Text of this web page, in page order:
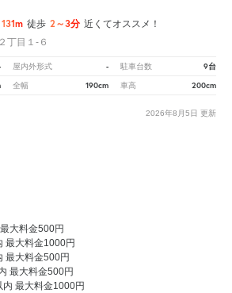
131m 徒歩 2～3分 近くてオススメ！
丁目１‐６
屋内外形式 - 駐車台数 9台
全幅 190cm 車高 200cm
2026年8月5日 更新
大料金500円
最大料金1000円
最大料金500円
最大料金500円
内 最大料金1000円